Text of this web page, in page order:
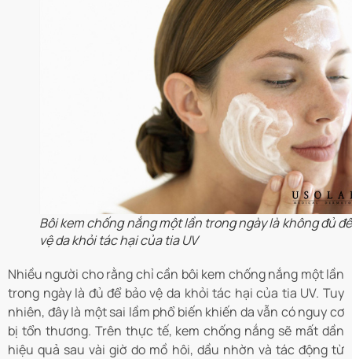
Bôi kem chống nắng một lần trong ngày là không đủ
vệ da khỏi tác hại của tia UV
Nhiều người cho rằng chỉ cần bôi kem chống nắng một lần
trong ngày là đủ để bảo vệ da khỏi tác hại của tia UV. Tuy
nhiên, đây là một sai lầm phổ biến khiến da vẫn có nguy cơ
bị tổn thương. Trên thực tế, kem chống nắng sẽ mất dần
hiệu quả sau vài giờ do mồ hôi, dầu nhờn và tác động từ